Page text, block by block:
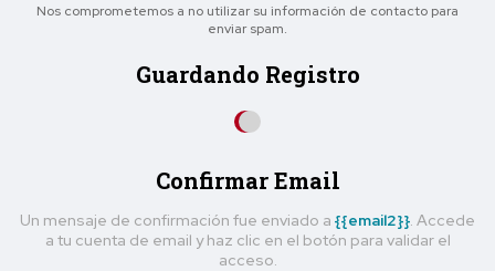
Nos comprometemos a no utilizar su información de contacto para
enviar spam.
Guardando Registro
Confirmar Email
Un mensaje de confirmación fue enviado a {{email2}}. Accede
a tu cuenta de email y haz clic en el botón para validar el
acceso.